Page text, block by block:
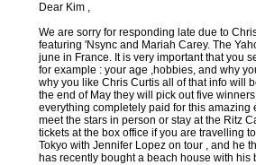
Dear Kim ,
We are sorry for responding late due to
featuring 'Nsync and Mariah Carey. The
june in France. It is very important that you
for example : your age ,hobbies, and why
why you like Chris Curtis all of that info will
the end of May they will pick out five
everything completely paid for this
meet the stars in person or stay at the Ritz
tickets at the box office if you are travelling
Tokyo with Jennifer Lopez on tour , and he
has recently bought a beach house with